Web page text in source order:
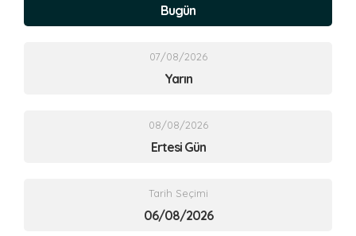
Bugün
07/08/2026
Yarın
08/08/2026
Ertesi Gün
Tarih Seçimi